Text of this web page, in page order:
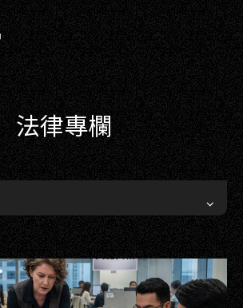
法律專欄